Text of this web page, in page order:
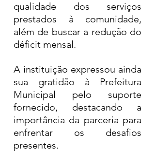
qualidade dos serviços
prestados à comunidade,
além de buscar a redução do
déficit mensal.
A instituição expressou ainda
sua gratidão à Prefeitura
Municipal pelo suporte
fornecido, destacando a
importância da parceria para
enfrentar os desafios
presentes.